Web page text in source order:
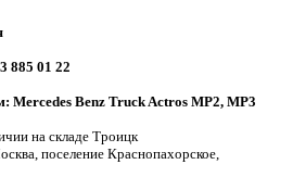
885 01 22
Mercedes Benz Truck Actros MP2, MP3
на складе Троицк
поселение Краснопахорское,